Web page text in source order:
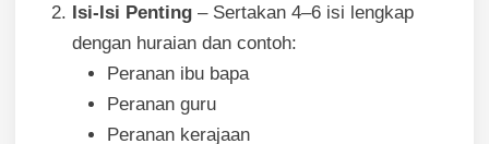
Isi-Isi Penting – Sertakan 4–6 isi lengkap
dengan huraian dan contoh:
Peranan ibu bapa
Peranan guru
Peranan kerajaan